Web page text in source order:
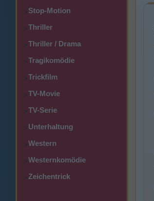
>Stop-Motion
>Thriller
>Thriller / Drama
>Tragikomödie
>Trickfilm
>TV-Movie
>TV-Serie
>Unterhaltung
>Western
>Westernkomödie
>Zeichentrick